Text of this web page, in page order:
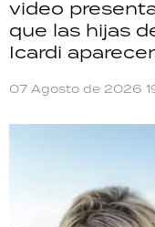
video
que las hijas
Icardi
07 Agosto de 2026